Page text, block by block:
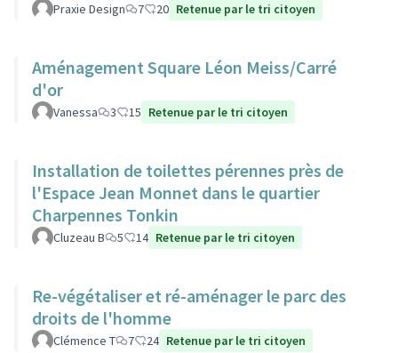
Praxie Design 7 20 Retenue par le tri citoyen
Aménagement Square Léon Meiss/Carré
d'or
Vanessa 3 15 Retenue par le tri citoyen
Installation de toilettes pérennes près de
l'Espace Jean Monnet dans le quartier
Charpennes Tonkin
Cluzeau B 5 14 Retenue par le tri citoyen
Re-végétaliser et ré-aménager le parc des
droits de l'homme
Clémence T 7 24 Retenue par le tri citoyen